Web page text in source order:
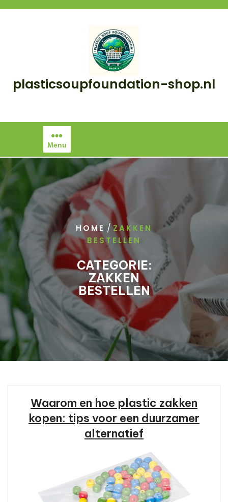
plasticsoupfoundation-shop.nl
Menu
HOME /ZAKKEN
BESTELLEN
CATEGORIE:
ZAKKEN
BESTELLEN
Waarom en hoe plastic zakken
kopen: tips voor een duurzamer
alternatief